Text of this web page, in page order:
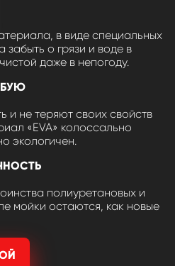
в виде специальных
забыть о грязи и воде в
даже в непогоду.
и не теряют своих свойств
«EVA» колоссально
экологичен.
полиуретановых и
мойки остаются, как новые